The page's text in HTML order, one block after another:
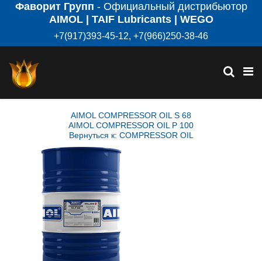
Фаворит Групп - Официальный дистрибьютор
AIMOL | TAIF Lubricants | WEGO
+7(917)393-45-12, +7(966)250-38-46
AIMOL COMPRESSOR OIL S 68
AIMOL COMPRESSOR OIL P 100
Вернуться к: COMPRESSOR OIL